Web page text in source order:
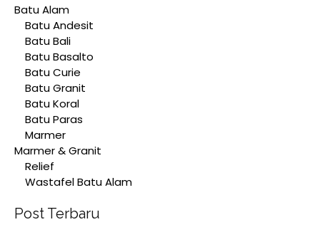
Batu Alam
Batu Andesit
Batu Bali
Batu Basalto
Batu Curie
Batu Granit
Batu Koral
Batu Paras
Marmer
Marmer & Granit
Relief
Wastafel Batu Alam
Post Terbaru